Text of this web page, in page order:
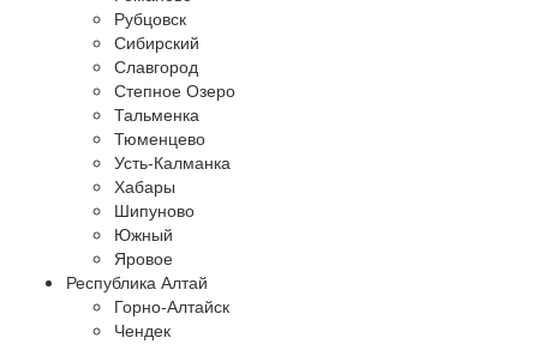
Рубцовск
Сибирский
Славгород
Степное Озеро
Тальменка
Тюменцево
Усть-Калманка
Хабары
Шипуново
Южный
Яровое
Республика Алтай
Горно-Алтайск
Чендек